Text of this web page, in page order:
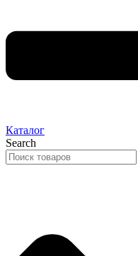
Каталог
Search